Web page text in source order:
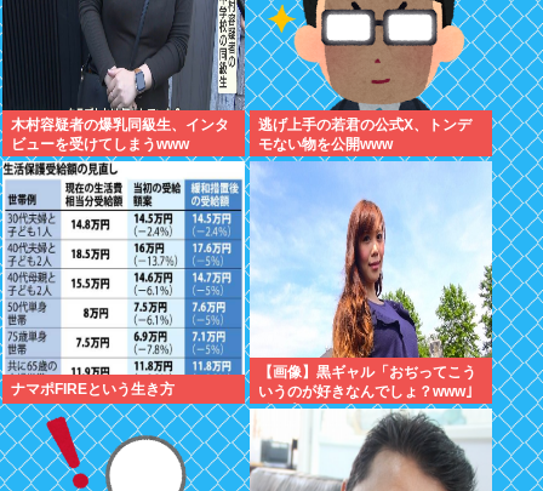
木村容疑者の爆乳同級生、インタ
ビューを受けてしまうwww
逃げ上手の若君の公式X、トンデ
モない物を公開www
ナマポFIREという生き方
【画像】黒ギャル「おぢってこう
いうのが好きなんでしょ？www」
ﾄﾞﾝｯ！